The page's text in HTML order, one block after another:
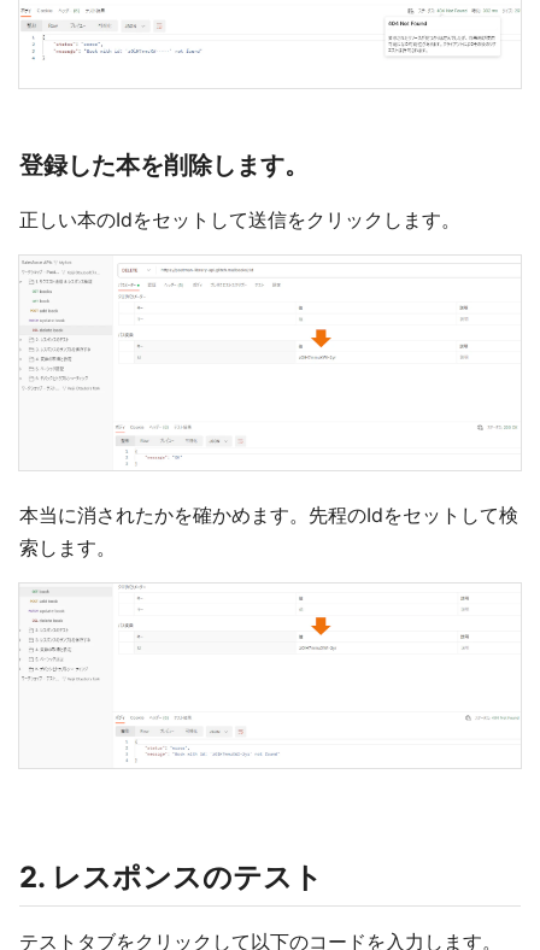
登録した本を削除します。
正しい本のIdをセットして送信をクリックします。
本当に消されたかを確かめます。先程のIdをセットして検
索します。
2. レスポンスのテスト
テストタブをクリックして以下のコードを入力します。